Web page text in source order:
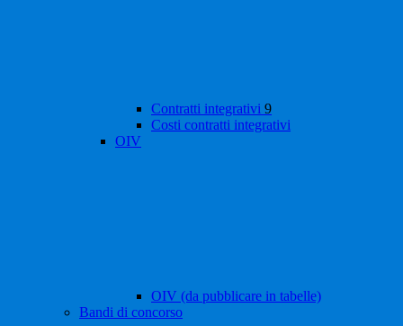
Contratti integrativi 9
Costi contratti integrativi
OIV
OIV (da pubblicare in tabelle)
Bandi di concorso